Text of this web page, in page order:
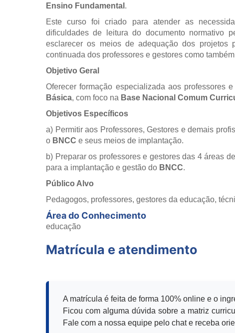
Ensino Fundamental .
Este curso foi criado para atender as
dificuldades de leitura do documento normativo
esclarecer os meios de adequação dos projetos
continuada dos professores e gestores como
Objetivo Geral
Oferecer formação especializada aos professores
Básica, com foco na Base Nacional Comum
Objetivos Específicos
a) Permitir aos Professores, Gestores e demais
o BNCC e seus meios de implantação.
b) Preparar os professores e gestores das 4 áreas
para a implantação e gestão do BNCC.
Público Alvo
Pedagogos, professores, gestores da educação,
Área do Conhecimento
educação
Matrícula e atendimento
A matrícula é feita de forma 100% online e o
Ficou com alguma dúvida sobre a matriz
Fale com a nossa equipe pelo chat e receba